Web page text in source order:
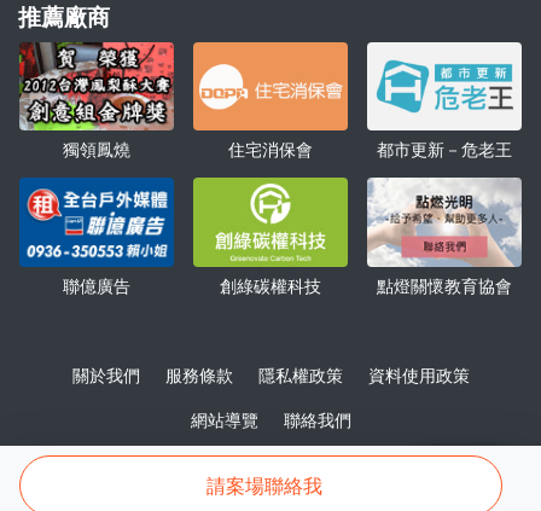
推薦廠商
獨領鳳燒 住宅消保會 都市更新－危老王
聯億廣告 創綠碳權科技 點燈關懷教育協會
關於我們 服務條款 隱私權政策 資料使用政策
網站導覽 聯絡我們
房地王有限公司 版權所有 © 2024, Redesigned by Housetube.
諮詢
請案場聯絡我